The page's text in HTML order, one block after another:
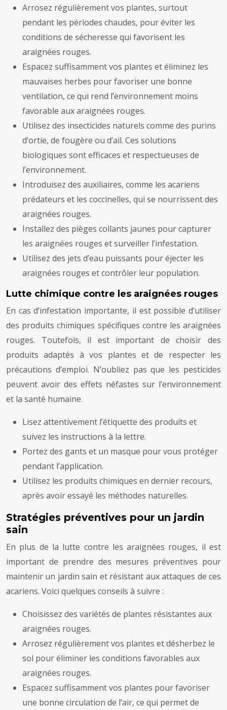
Arrosez régulièrement vos plantes, surtout
pendant les périodes chaudes, pour éviter les
conditions de sécheresse qui favorisent les
araignées rouges.
Espacez suffisamment vos plantes et éliminez les
mauvaises herbes pour favoriser une bonne
ventilation, ce qui rend l’environnement moins
favorable aux araignées rouges.
Utilisez des insecticides naturels comme des purins
d’ortie, de fougère ou d’ail. Ces solutions
biologiques sont efficaces et respectueuses de
l’environnement.
Introduisez des auxiliaires, comme les acariens
prédateurs et les coccinelles, qui se nourrissent des
araignées rouges.
Installez des pièges collants jaunes pour capturer
les araignées rouges et surveiller l’infestation.
Utilisez des jets d’eau puissants pour éjecter les
araignées rouges et contrôler leur population.
Lutte chimique contre les araignées rouges
En cas d’infestation importante, il est possible d’utiliser
des produits chimiques spécifiques contre les araignées
rouges. Toutefois, il est important de choisir des
produits adaptés à vos plantes et de respecter les
précautions d’emploi. N’oubliez pas que les pesticides
peuvent avoir des effets néfastes sur l’environnement
et la santé humaine.
Lisez attentivement l’étiquette des produits et
suivez les instructions à la lettre.
Portez des gants et un masque pour vous protéger
pendant l’application.
Utilisez les produits chimiques en dernier recours,
après avoir essayé les méthodes naturelles.
Stratégies préventives pour un jardin
sain
En plus de la lutte contre les araignées rouges, il est
important de prendre des mesures préventives pour
maintenir un jardin sain et résistant aux attaques de ces
acariens. Voici quelques conseils à suivre :
Choisissez des variétés de plantes résistantes aux
araignées rouges.
Arrosez régulièrement vos plantes et désherbez le
sol pour éliminer les conditions favorables aux
araignées rouges.
Espacez suffisamment vos plantes pour favoriser
une bonne circulation de l’air, ce qui permet de